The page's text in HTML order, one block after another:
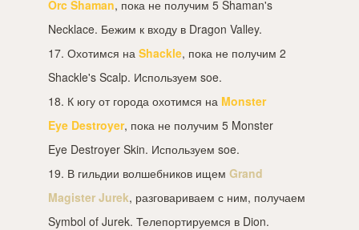
Orc Shaman, пока не получим 5 Shaman's
Necklace. Бежим к входу в Dragon Valley.
17. Охотимся на Shackle, пока не получим 2
Shackle's Scalp. Используем soe.
18. К югу от города охотимся на Monster
Eye Destroyer, пока не получим 5 Monster
Eye Destroyer Skin. Используем soe.
19. В гильдии волшебников ищем Grand
Magister Jurek, разговариваем с ним, получаем
Symbol of Jurek. Телепортируемся в Dion.